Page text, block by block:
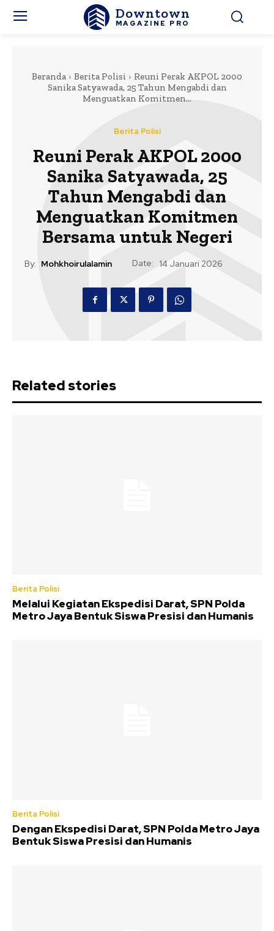
Downtown
MAGAZINE PRO
Beranda Berita Polisi
Reuni Perak AKPOL 2000
Sanika Satyawada, 25 Tahun Mengabdi dan
Menguatkan Komitmen...
Berita Polisi
Reuni Perak AKPOL 2000
Sanika Satyawada, 25
Tahun Mengabdi dan
Menguatkan Komitmen
Bersama untuk Negeri
By: Mohkhoirulalamin Date: 14 Januari 2026
Related stories
Berita Polisi
Melalui Kegiatan Ekspedisi Darat, SPN Polda
Metro Jaya Bentuk Siswa Presisi dan Humanis
Berita Polisi
Dengan Ekspedisi Darat, SPN Polda Metro Jaya
Bentuk Siswa Presisi dan Humanis